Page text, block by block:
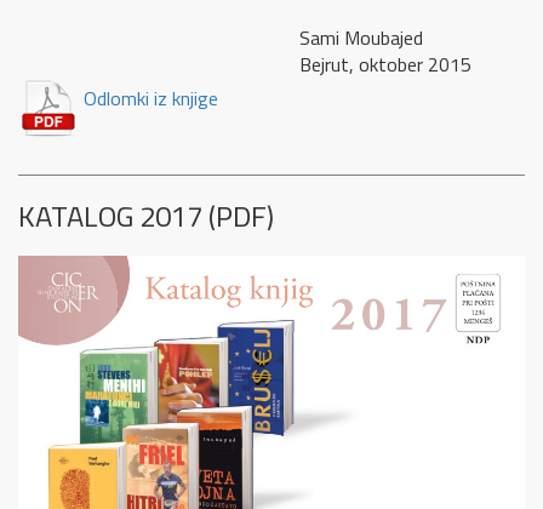
Sami Moubajed
Bejrut, oktober 2015
Odlomki iz knjige
KATALOG 2017 (PDF)